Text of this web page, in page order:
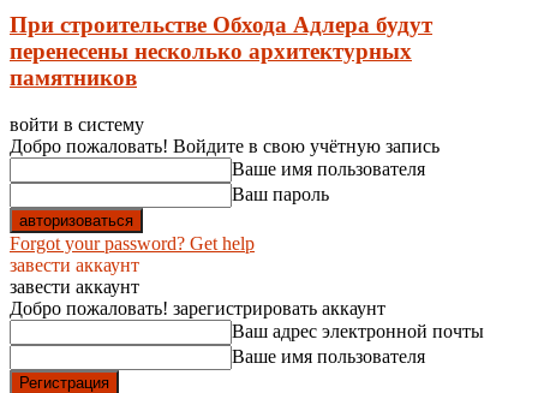
При строительстве Обхода Адлера будут
перенесены несколько архитектурных
памятников
войти в систему
Добро пожаловать! Войдите в свою учётную запись
Ваше имя пользователя
Ваш пароль
Forgot your password? Get help
завести аккаунт
завести аккаунт
Добро пожаловать! зарегистрировать аккаунт
Ваш адрес электронной почты
Ваше имя пользователя